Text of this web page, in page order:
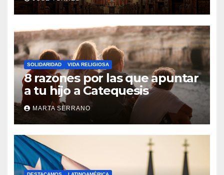
la Iglesia
SOLIDARIDAD VIDA RELIGIOSA
8 razones por las que apuntar
a tu hijo a Catequesis
MARTA SERRANO